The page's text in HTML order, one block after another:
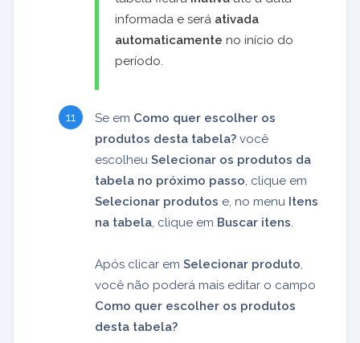
informada e será ativada
automaticamente no início do
período.
Se em Como quer escolher os
produtos desta tabela? você
escolheu Selecionar os produtos da
tabela no próximo passo, clique em
Selecionar produtos e, no menu Itens
na tabela, clique em Buscar itens.
Após clicar em Selecionar produto,
você não poderá mais editar o campo
Como quer escolher os produtos
desta tabela?